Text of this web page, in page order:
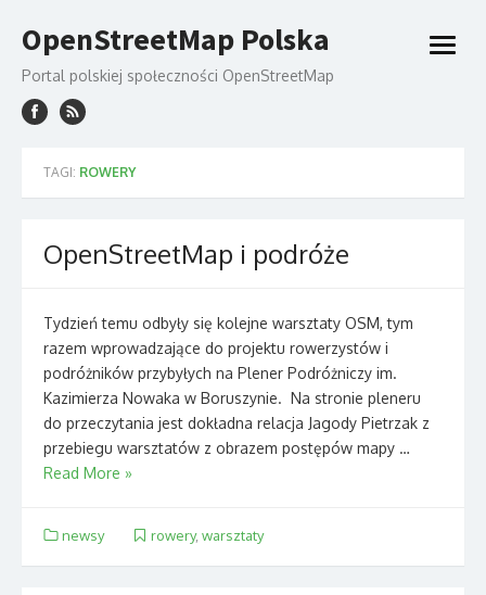
to
content
OpenStreetMap Polska
Portal polskiej społeczności OpenStreetMap
open
TAGI: ROWERY
OpenStreetMap i podróże
Tydzień temu odbyły się kolejne warsztaty OSM, tym
razem wprowadzające do projektu rowerzystów i
podróżników przybyłych na Plener Podróżniczy im.
Kazimierza Nowaka w Boruszynie. Na stronie pleneru
do przeczytania jest dokładna relacja Jagody Pietrzak z
przebiegu warsztatów z obrazem postępów mapy …
Read More »
newsy rowery, warsztaty